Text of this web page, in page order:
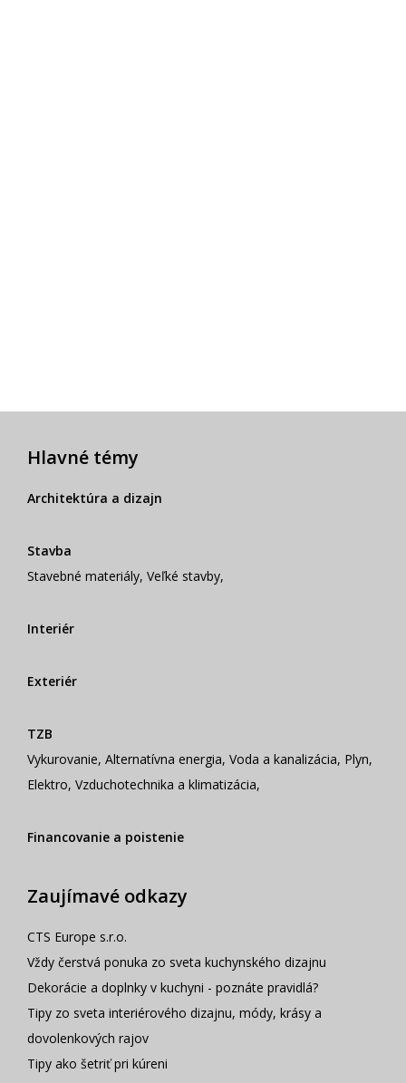
Hlavné témy
Architektúra a dizajn
Stavba
Stavebné materiály, Veľké stavby,
Interiér
Exteriér
TZB
Vykurovanie, Alternatívna energia, Voda a kanalizácia, Plyn,
Elektro, Vzduchotechnika a klimatizácia,
Financovanie a poistenie
Zaujímavé odkazy
CTS Europe s.r.o.
Vždy čerstvá ponuka zo sveta kuchynského dizajnu
Dekorácie a doplnky v kuchyni - poznáte pravidlá?
Tipy zo sveta interiérového dizajnu, módy, krásy a
dovolenkových rajov
Tipy ako šetriť pri kúreni